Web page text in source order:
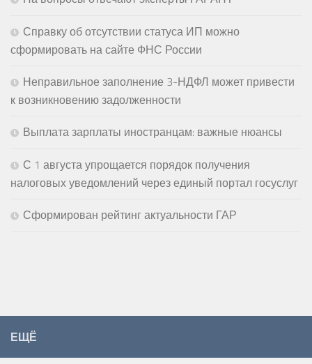
Справку об отсутствии статуса ИП можно
сформировать на сайте ФНС России
Неправильное заполнение 3-НДФЛ может привести
к возникновению задолженности
Выплата зарплаты иностранцам: важные нюансы
С 1 августа упрощается порядок получения
налоговых уведомлений через единый портал госуслуг
Сформирован рейтинг актуальности ГАР
ЕЩЁ